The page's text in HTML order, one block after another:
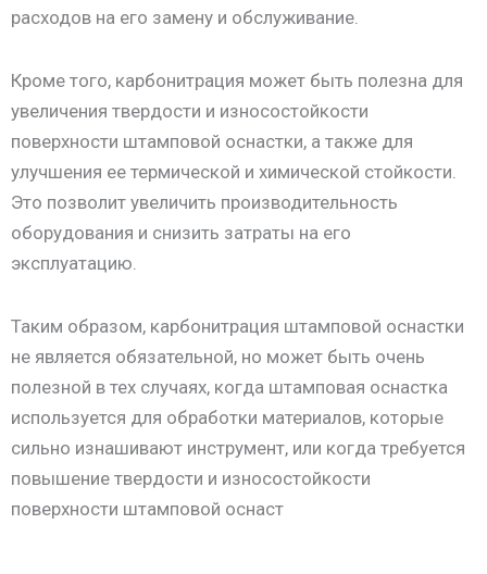
расходов на его замену и обслуживание.
Кроме того, карбонитрация может быть полезна для
увеличения твердости и износостойкости
поверхности штамповой оснастки, а также для
улучшения ее термической и химической стойкости.
Это позволит увеличить производительность
оборудования и снизить затраты на его
эксплуатацию.
Таким образом, карбонитрация штамповой оснастки
не является обязательной, но может быть очень
полезной в тех случаях, когда штамповая оснастка
используется для обработки материалов, которые
сильно изнашивают инструмент, или когда требуется
повышение твердости и износостойкости
поверхности штамповой оснаст